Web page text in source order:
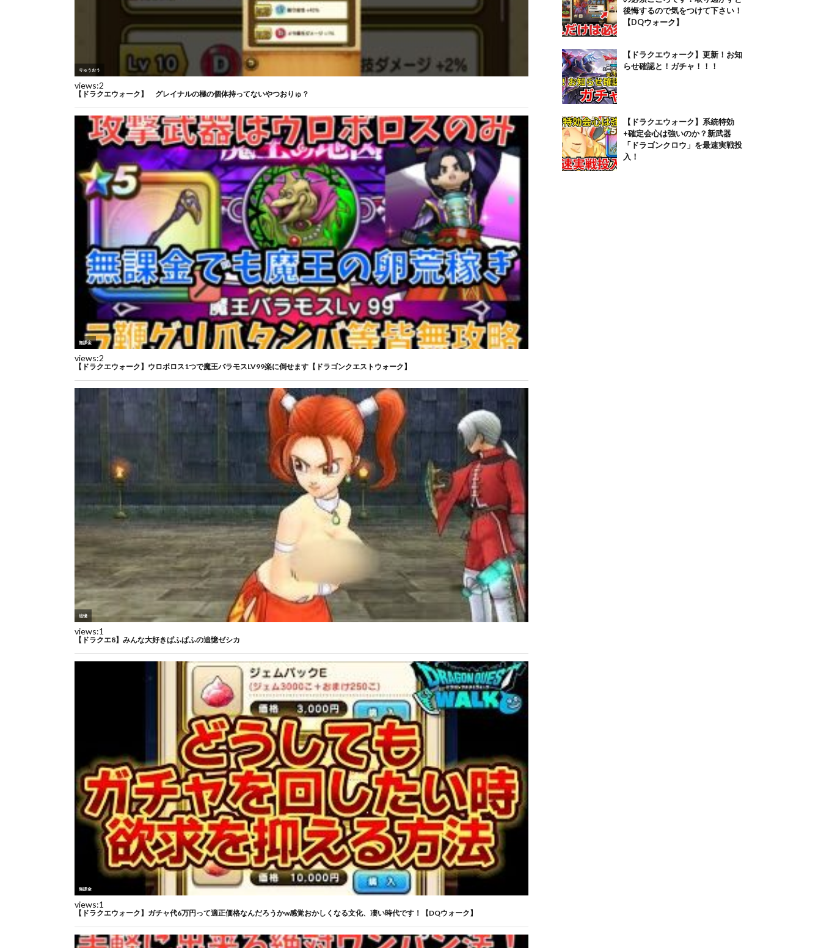
後悔するので気をつけて下さい！
【DQウォーク】
【ドラクエウォーク】更新！お知
らせ確認と！ガチャ！！！
【ドラクエウォーク】系統特効
+確定会心は強いのか？新武器
「ドラゴンクロウ」を最速実戦投
入！